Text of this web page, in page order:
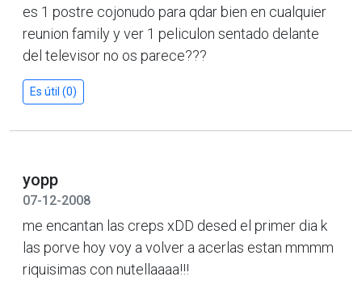
es 1 postre cojonudo para qdar bien en cualquier
reunion family y ver 1 peliculon sentado delante
del televisor no os parece???
Es útil (0)
yopp
07-12-2008
me encantan las creps xDD desed el primer dia k
las porve hoy voy a volver a acerlas estan mmmm
riquisimas con nutellaaaa!!!